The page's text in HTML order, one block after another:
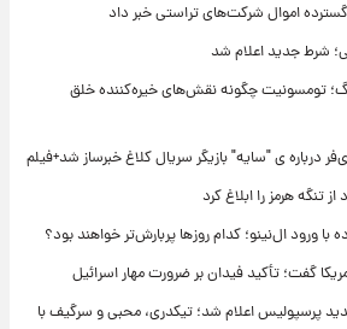
اموال شرکت‌های تراستی خبر داد
شرط جدید اعلام شد
تومسونیت چگونه نقش‌های خیره‌کننده خلق
ی "سایه" بازیگر سریال کلاغ خبرساز شد+فیلم
ورود ال‌نینو؛ کدام روزها پربارش‌تر خواهند بود؟
گفت؛ تأکید فیدان بر ضرورت مهار اسرائیل
پرسپولیس اعلام شد؛ تیکدری، محبی و سرگیف با